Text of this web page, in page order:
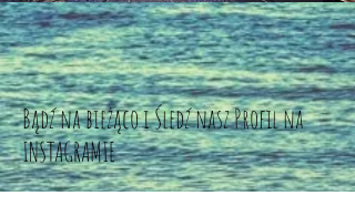
Bądź na bieżąco i Śledź nasz Profil na
INSTAGRAMIE